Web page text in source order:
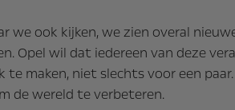
we ook kijken, we zien overal
Opel wil dat iedereen van deze
maken, niet slechts voor een
de wereld te verbeteren.